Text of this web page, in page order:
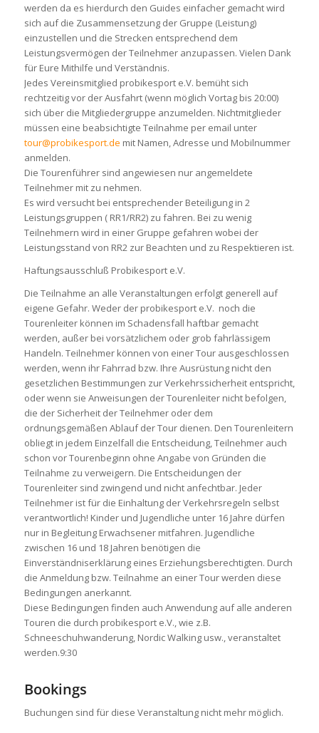
werden da es hierdurch den Guides einfacher gemacht wird
sich auf die Zusammensetzung der Gruppe (Leistung)
einzustellen und die Strecken entsprechend dem
Leistungsvermögen der Teilnehmer anzupassen. Vielen Dank
für Eure Mithilfe und Verständnis.
Jedes Vereinsmitglied probikesport e.V. bemüht sich
rechtzeitig vor der Ausfahrt (wenn möglich Vortag bis 20:00)
sich über die Mitgliedergruppe anzumelden. Nichtmitglieder
müssen eine beabsichtigte Teilnahme per email unter
tour@probikesport.de mit Namen, Adresse und Mobilnummer
anmelden.
Die Tourenführer sind angewiesen nur angemeldete
Teilnehmer mit zu nehmen.
Es wird versucht bei entsprechender Beteiligung in 2
Leistungsgruppen ( RR1/RR2) zu fahren. Bei zu wenig
Teilnehmern wird in einer Gruppe gefahren wobei der
Leistungsstand von RR2 zur Beachten und zu Respektieren ist.
Haftungsausschluß Probikesport e.V.
Die Teilnahme an alle Veranstaltungen erfolgt generell auf
eigene Gefahr. Weder der probikesport e.V. noch die
Tourenleiter können im Schadensfall haftbar gemacht
werden, außer bei vorsätzlichem oder grob fahrlässigem
Handeln. Teilnehmer können von einer Tour ausgeschlossen
werden, wenn ihr Fahrrad bzw. Ihre Ausrüstung nicht den
gesetzlichen Bestimmungen zur Verkehrssicherheit entspricht,
oder wenn sie Anweisungen der Tourenleiter nicht befolgen,
die der Sicherheit der Teilnehmer oder dem
ordnungsgemäßen Ablauf der Tour dienen. Den Tourenleitern
obliegt in jedem Einzelfall die Entscheidung, Teilnehmer auch
schon vor Tourenbeginn ohne Angabe von Gründen die
Teilnahme zu verweigern. Die Entscheidungen der
Tourenleiter sind zwingend und nicht anfechtbar. Jeder
Teilnehmer ist für die Einhaltung der Verkehrsregeln selbst
verantwortlich! Kinder und Jugendliche unter 16 Jahre dürfen
nur in Begleitung Erwachsener mitfahren. Jugendliche
zwischen 16 und 18 Jahren benötigen die
Einverständniserklärung eines Erziehungsberechtigten. Durch
die Anmeldung bzw. Teilnahme an einer Tour werden diese
Bedingungen anerkannt.
Diese Bedingungen finden auch Anwendung auf alle anderen
Touren die durch probikesport e.V., wie z.B.
Schneeschuhwanderung, Nordic Walking usw., veranstaltet
werden.9:30
Bookings
Buchungen sind für diese Veranstaltung nicht mehr möglich.